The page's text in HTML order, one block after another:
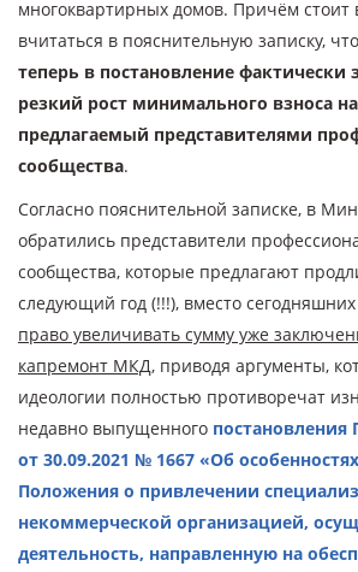
многоквартирных домов. Причём стоит
вчитаться в пояснительную записку,
теперь в постановление фактически
резкий рост минимального взноса
предлагаемый представителями
сообщества.
Согласно пояснительной записке, в
обратились представители
сообщества, которые предлагают
следующий год (!!!), вместо
право увеличивать сумму уже
капремонт МКД, приводя аргументы,
идеологии полностью противоречат
недавно выпущенного постановления
от 30.09.2021 № 1667 «Об
Положения о привлечении
некоммерческой организацией,
деятельность, направленную на